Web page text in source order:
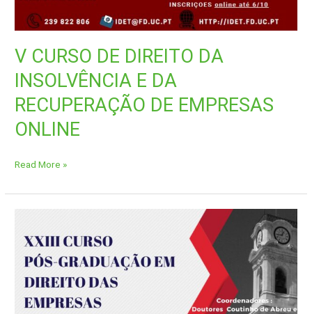
V CURSO DE DIREITO DA
INSOLVÊNCIA E DA
RECUPERAÇÃO DE EMPRESAS
ONLINE
Read More »
PÓS-
GRADUAÇÃO
EM
DAS